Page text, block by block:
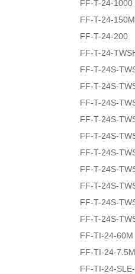
FF-T-24-1000
FF-T-24-150M
FF-T-24-200
FF-T-24-
FF-T-24S-
FF-T-24S-
FF-T-24S-
FF-T-24S-
FF-T-24S-
FF-T-24S-
FF-T-24S-
FF-T-24S-
FF-T-24S-
FF-T-24S-
FF-TI-24-60M
FF-TI-24-7.5M
FF-TI-24-